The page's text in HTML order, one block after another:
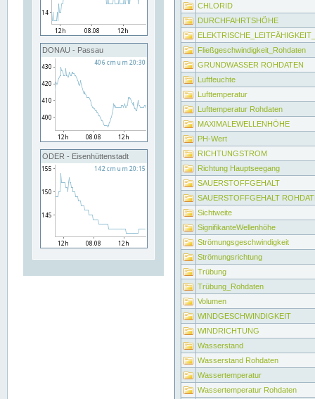
DONAU - Passau
ODER - Eisenhüttenstadt
CHLORID
DURCHFAHRTSHÖHE
Fließgeschwindigkeit_Rohdaten
GRUNDWASSER ROHDATEN
Luftfeuchte
Lufttemperatur
Lufttemperatur Rohdaten
MAXIMALEWELLENHÖHE
PH-Wert
RICHTUNGSTROM
Richtung Hauptseegang
SAUERSTOFFGEHALT
SAUERSTOFFGEHALT
Sichtweite
SignifikanteWellenhöhe
Strömungsgeschwindigkeit
Strömungsrichtung
Trübung
Trübung_Rohdaten
Volumen
WINDGESCHWINDIGKEIT
WINDRICHTUNG
Wasserstand
Wasserstand Rohdaten
Wassertemperatur
Wassertemperatur Rohdaten